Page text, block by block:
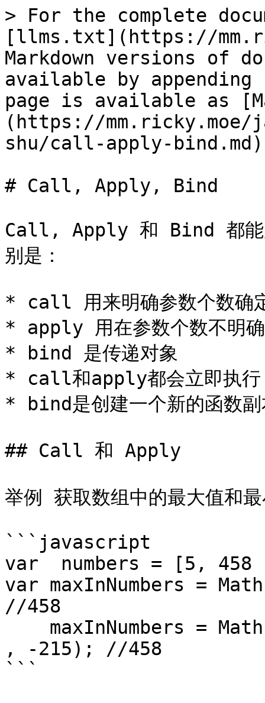
> For the complete
[llms.txt](https://
Markdown versions of
available by
page is available as
(https://
shu/call-apply-
# Call, Apply, Bind
Call, Apply 和 Bind 都能
别是：
* call 用来明确参数个数确
* apply 用在参数个数不明
* bind 是传递对象
* call和apply都会立即执行
* bind是创建一个新的函数副
## Call 和 Apply
举例 获取数组中的最大值和
```javascript
var  numbers = [5,
var maxInNumbers =
//458
, -215); //458
```